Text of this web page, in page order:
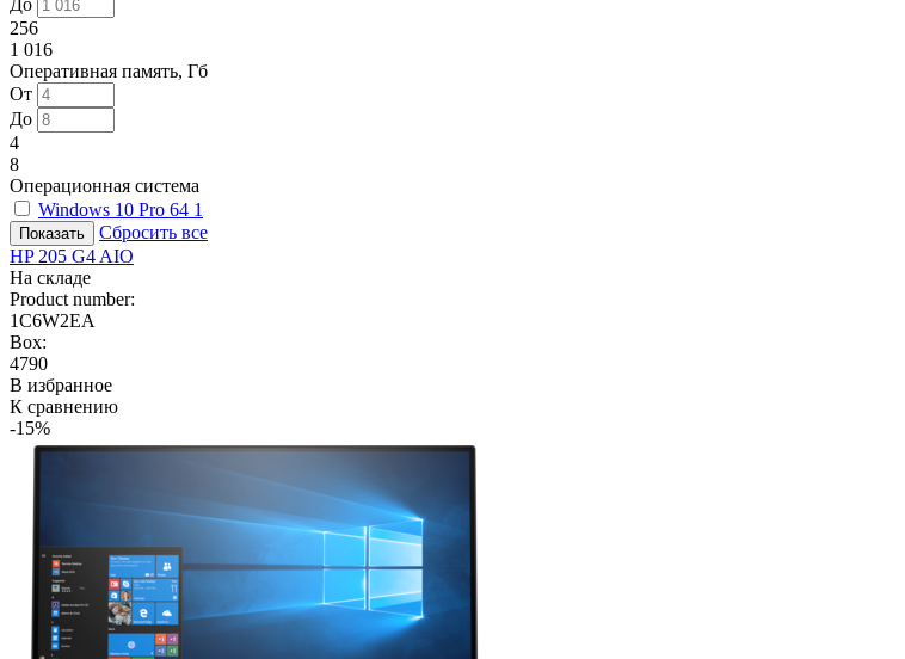
256
1 016
Оперативная память, Гб
От
До
4
8
Операционная система
Windows 10 Pro 64 1
Сбросить все
HP 205 G4 AIO
На складе
Product number:
1C6W2EA
Box:
4790
В избранное
К сравнению
-15%